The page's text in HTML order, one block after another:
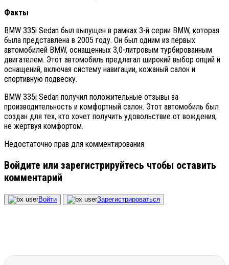
Факты
BMW 335i Sedan был выпущен в рамках 3-й серии BMW, которая
была представлена в 2005 году. Он был одним из первых
автомобилей BMW, оснащенных 3,0-литровым турбированным
двигателем. Этот автомобиль предлагал широкий выбор опций и
оснащений, включая систему навигации, кожаный салон и
спортивную подвеску.
BMW 335i Sedan получил положительные отзывы за
производительность и комфортный салон. Этот автомобиль был
создан для тех, кто хочет получить удовольствие от вождения,
не жертвуя комфортом.
Недостаточно прав для комментирования
Войдите или зарегистрируйтесь чтобы оставить
комментарий
Войти Зарегистрироваться